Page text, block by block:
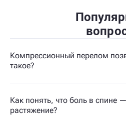
Компрессионный перелом
такое?
Как понять, что боль в спине
растяжение?